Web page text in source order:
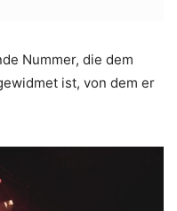
Nummer, die dem
ist, von dem er